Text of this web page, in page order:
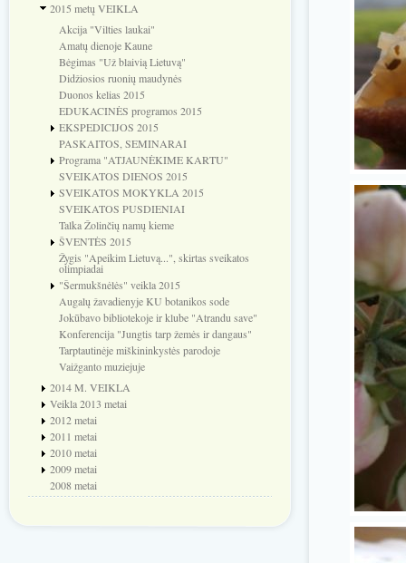
2015 metų VEIKLA
Akcija "Vilties laukai"
Amatų dienoje Kaune
Bėgimas "Už blaivią Lietuvą"
Didžiosios ruonių maudynės
Duonos kelias 2015
EDUKACINĖS programos 2015
EKSPEDICIJOS 2015
PASKAITOS, SEMINARAI
Programa "ATJAUNĖKIME KARTU"
SVEIKATOS DIENOS 2015
SVEIKATOS MOKYKLA 2015
SVEIKATOS PUSDIENIAI
Talka Žolinčių namų kieme
ŠVENTĖS 2015
Žygis "Apeikim Lietuvą...", skirtas sveikatos
olimpiadai
"Šermukšnėlės" veikla 2015
Augalų žavadienyje KU botanikos sode
Jokūbavo bibliotekoje ir klube "Atrandu save"
Konferencija "Jungtis tarp žemės ir dangaus"
Tarptautinėje miškininkystės parodoje
Vaižganto muziejuje
2014 M. VEIKLA
Veikla 2013 metai
2012 metai
2011 metai
2010 metai
2009 metai
2008 metai